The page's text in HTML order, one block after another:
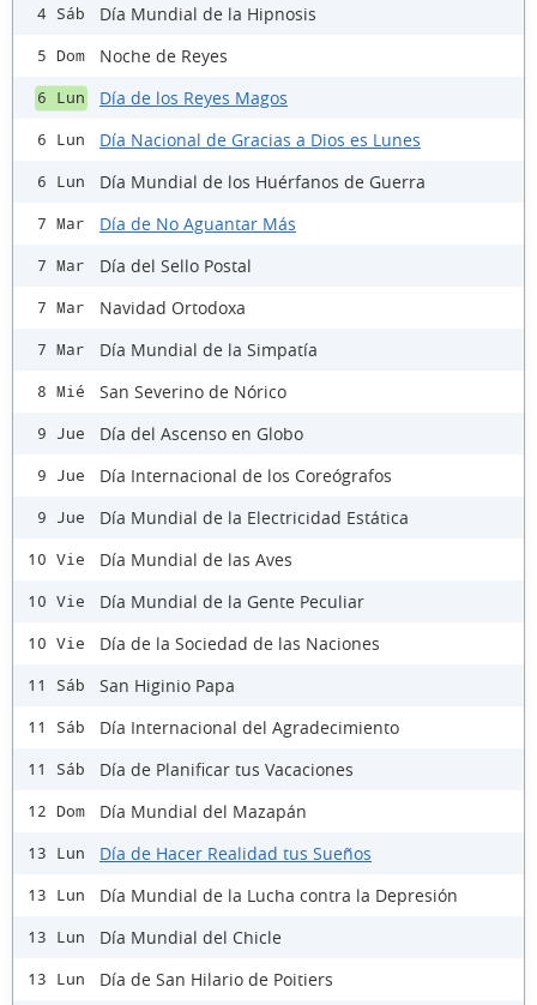
4 Sáb Día Mundial de la Hipnosis
5 Dom Noche de Reyes
6 Lun Día de los Reyes Magos
6 Lun Día Nacional de Gracias a Dios es Lunes
6 Lun Día Mundial de los Huérfanos de Guerra
7 Mar Día de No Aguantar Más
7 Mar Día del Sello Postal
7 Mar Navidad Ortodoxa
7 Mar Día Mundial de la Simpatía
8 Mié San Severino de Nórico
9 Jue Día del Ascenso en Globo
9 Jue Día Internacional de los Coreógrafos
9 Jue Día Mundial de la Electricidad Estática
10 Vie Día Mundial de las Aves
10 Vie Día Mundial de la Gente Peculiar
10 Vie Día de la Sociedad de las Naciones
11 Sáb San Higinio Papa
11 Sáb Día Internacional del Agradecimiento
11 Sáb Día de Planificar tus Vacaciones
12 Dom Día Mundial del Mazapán
13 Lun Día de Hacer Realidad tus Sueños
13 Lun Día Mundial de la Lucha contra la Depresión
13 Lun Día Mundial del Chicle
13 Lun Día de San Hilario de Poitiers